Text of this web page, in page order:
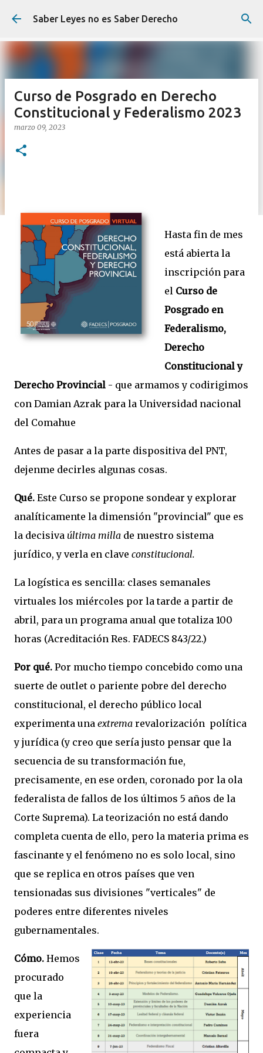
Ir al contenido principal
Saber Leyes no es Saber Derecho
Curso de Posgrado en Derecho
Constitucional y Federalismo 2023
marzo 09, 2023
Hasta fin de mes
está abierta la
inscripción para
el Curso de
Posgrado en
Federalismo,
Derecho
Constitucional y
Derecho Provincial - que armamos y codirigimos
con Damian Azrak para la Universidad nacional
del Comahue
Antes de pasar a la parte dispositiva del PNT,
dejenme decirles algunas cosas.
Qué. Este Curso se propone sondear y explorar
analíticamente la dimensión "provincial" que es
la decisiva última milla de nuestro sistema
jurídico, y verla en clave constitucional.
La logística es sencilla: clases semanales
virtuales los miércoles por la tarde a partir de
abril, para un programa anual que totaliza 100
horas (Acreditación Res. FADECS 843/22.)
Por qué. Por mucho tiempo concebido como una
suerte de outlet o pariente pobre del derecho
constitucional, el derecho público local
experimenta una extrema revalorización política
y jurídica (y creo que sería justo pensar que la
secuencia de su transformación fue,
precisamente, en ese orden, coronado por la ola
federalista de fallos de los últimos 5 años de la
Corte Suprema). La teorización no está dando
completa cuenta de ello, pero la materia prima es
fascinante y el fenómeno no es solo local, sino
que se replica en otros países que ven
tensionadas sus divisiones "verticales" de
poderes entre diferentes niveles
gubernamentales.
Cómo. Hemos
procurado
que la
experiencia
fuera